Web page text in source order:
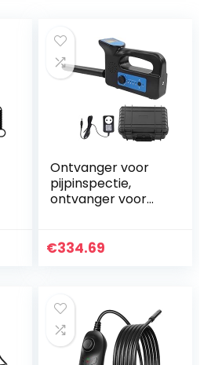
Ontvanger voor
pijpinspectie,
ontvanger voor
100-240 V Hoge
€334.69